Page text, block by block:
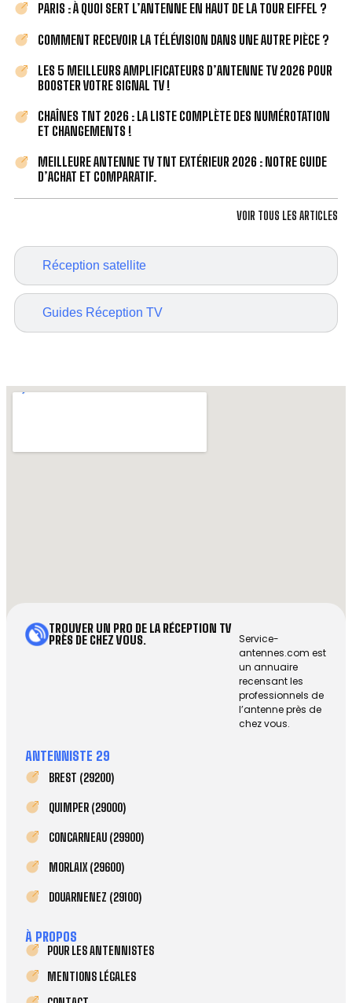
Réception satellite
Guides Réception TV
PARIS : À QUOI SERT L’ANTENNE EN HAUT DE LA TOUR EIFFEL ?
COMMENT RECEVOIR LA TÉLÉVISION DANS UNE AUTRE PIÈCE ?
LES 5 MEILLEURS AMPLIFICATEURS D’ANTENNE TV 2026 POUR
BOOSTER VOTRE SIGNAL TV !
CHAÎNES TNT 2026 : LA LISTE COMPLÈTE DES NUMÉROTATION
ET CHANGEMENTS !
MEILLEURE ANTENNE TV TNT EXTÉRIEUR 2026 : NOTRE GUIDE
D’ACHAT ET COMPARATIF.
VOIR TOUS LES ARTICLES
TROUVER UN PRO DE LA RÉCEPTION TV
PRÈS DE CHEZ VOUS.
Service-
antennes.com est
un annuaire
recensant les
professionnels de
l’antenne près de
chez vous.
ANTENNISTE 29
BREST (29200)
QUIMPER (29000)
CONCARNEAU (29900)
MORLAIX (29600)
DOUARNENEZ (29100)
À PROPOS
POUR LES ANTENNISTES
MENTIONS LÉGALES